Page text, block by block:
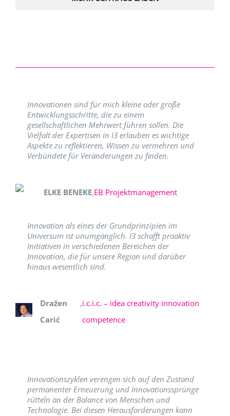
Innovationen sind für mich kleine oder große
Entwicklungsschritte, die zu einem
gesellschaftlichen Mehrwert führen sollen. Die
Vielfalt der Expertisen in I3 erlauben es wichtige
Aspekte zu reflektieren, Wissen zu vermehren und
Verbündete für Veränderungen zu finden.
ELKE BENEKE,EB Projektmanagement
Innovation als eines der Grundprinzipien im
Universum ist unumgänglich. I3 schafft proaktiv
Initiativen in verschiedenen Bereichen der
Innovation, die für unsere Region und darüber
hinaus wesentlich sind.
Dražen
Carić
,i.c.i.c. – idea creativity innovation
competence
Innovationszyklen verengen sich auf den Zustand
permanenter Erneuerung und Innovationssprünge
rütteln an der Balance von Menschen und
Technologie. Bei diesen Herausforderungen kann